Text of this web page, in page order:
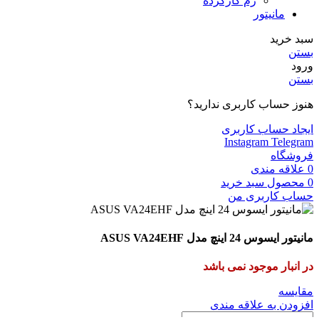
مانیتور
سبد خرید
بستن
ورود
بستن
هنوز حساب کاربری ندارید؟
ایجاد حساب کاربری
Instagram Telegram
فروشگاه
0 علاقه مندی
0 محصول سبد خرید
حساب کاربری من
مانیتور ایسوس 24 اینچ مدل ASUS VA24EHF
در انبار موجود نمی باشد
مقایسه
افزودن به علاقه مندی